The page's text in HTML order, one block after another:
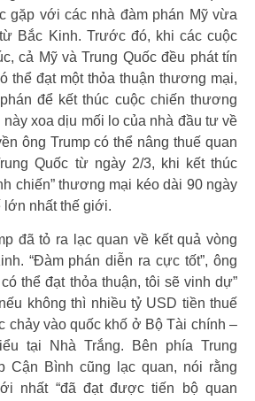
gặp với các nhà đàm phán Mỹ vừa
Bắc Kinh. Trước đó, khi các cuộc
cả Mỹ và Trung Quốc đều phát tín
thể đạt một thỏa thuận thương mại,
để kết thúc cuộc chiến thương
xoa dịu mối lo của nhà đầu tư về
ông Trump có thể nâng thuế quan
Quốc từ ngày 2/3, khi kết thúc
chiến” thương mại kéo dài 90 ngày
lớn nhất thế giới.
đã tỏ ra lạc quan về kết quả vòng
“Đàm phán diễn ra cực tốt”, ông
thể đạt thỏa thuận, tôi sẽ vinh dự”
không thì nhiều tỷ USD tiền thuế
chảy vào quốc khố ở Bộ Tài chính –
tại Nhà Trắng. Bên phía Trung
Cận Bình cũng lạc quan, nói rằng
nhất “đã đạt được tiến bộ quan